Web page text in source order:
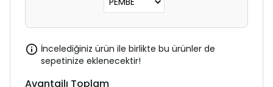
İncelediğiniz ürün ile birlikte bu ürünler de
sepetinize eklenecektir!
Avantajlı Toplam